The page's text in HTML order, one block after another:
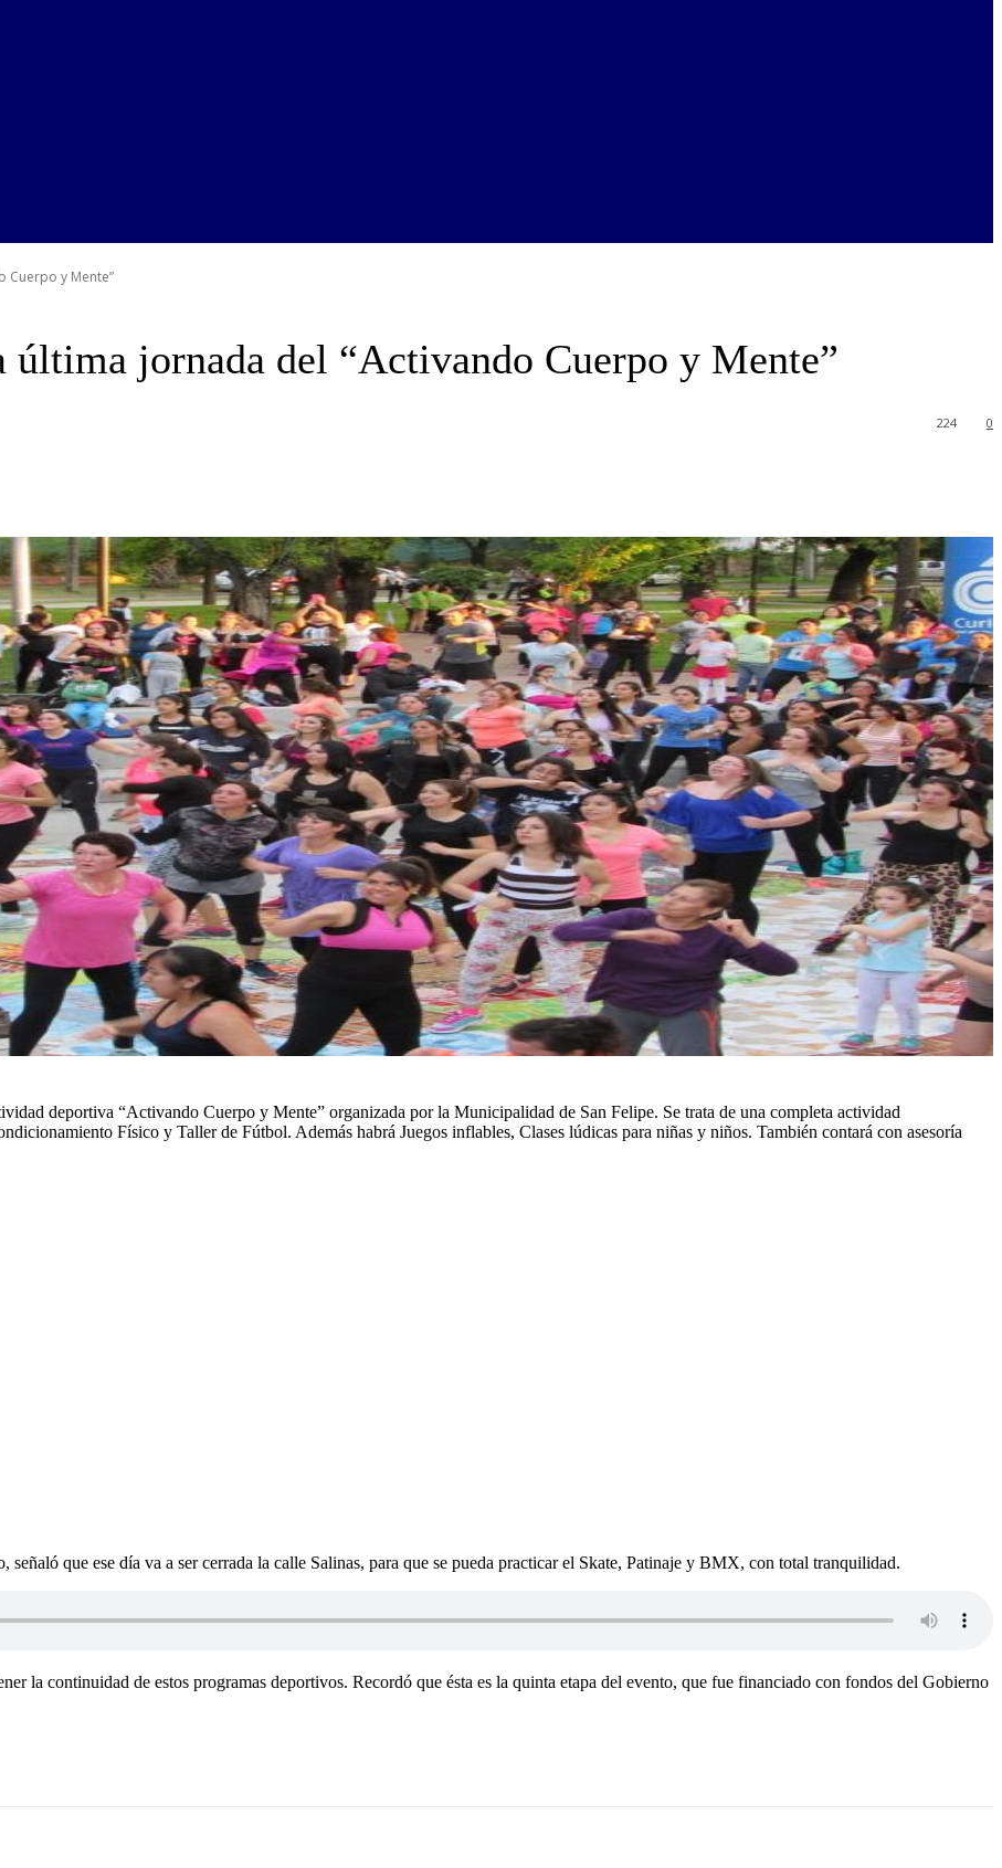
Cuerpo y Mente”
última jornada del “Activando Cuerpo y Mente”
0
224
deportiva “Activando Cuerpo y Mente” organizada por la Municipalidad de San Felipe. Se trata de una completa actividad
Físico y Taller de Fútbol. Además habrá Juegos inflables, Clases lúdicas para niñas y niños. También contará con asesoría
que ese día va a ser cerrada la calle Salinas, para que se pueda practicar el Skate, Patinaje y BMX, con total tranquilidad.
la continuidad de estos programas deportivos. Recordó que ésta es la quinta etapa del evento, que fue financiado con fondos del Gobierno